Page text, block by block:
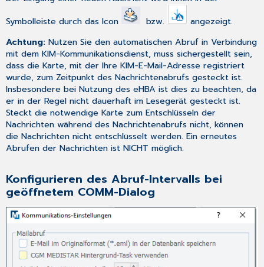
Symbolleiste durch das Icon bzw.
angezeigt.
Achtung:Nutzen Sie den automatischen Abruf in Verbindung
mit demKIM-Kommunikationsdienst, muss sichergestellt sein,
dass die Karte, mit der Ihre KIM-E-Mail-Adresse registriert
wurde, zum Zeitpunkt des Nachrichtenabrufs gesteckt ist.
Insbesondere bei Nutzung des eHBA ist dies zu beachten, da
er in der Regel nicht dauerhaft im Lesegerät gesteckt ist.
Steckt die notwendige Karte zum Entschlüsseln der
Nachrichten während des Nachrichtenabrufs nicht, können
die Nachrichten nicht entschlüsselt werden. Ein erneutes
Abrufen der Nachrichten ist NICHT möglich.
Konfigurieren des Abruf-Intervalls bei
geöffnetem COMM-Dialog